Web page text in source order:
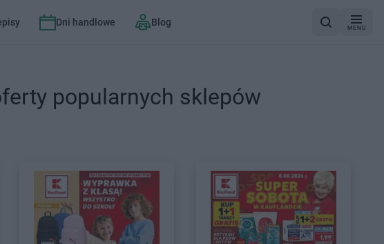
Dni handlowe Blog
MENU
popularnych sklepów